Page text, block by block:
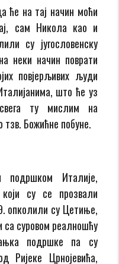
ће на тај начин моћи
сам Никола као и
су југословенску
неки начин поврати
повјерљивих људи
што ће уз
ту мислим на
Божићне побуне.
подршком Италије,
су се прозвали
опколили су Цетиње,
са суровом реалношћу
подршке па су
Ријеке Црнојевића,